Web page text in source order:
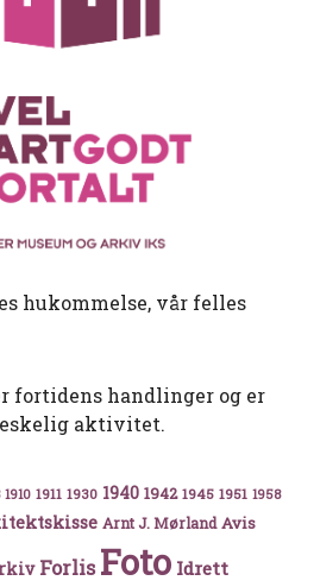
hukommelse, vår felles
fortidens handlinger og er
aktivitet.
1910 1911 1930 1940 1942 1945 1951 1958
Arnt J. Mørland Avis
Forlis Foto Idrett